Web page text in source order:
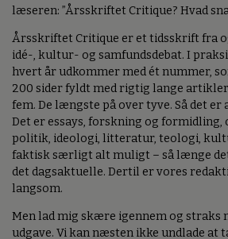
læseren: ”Årsskriftet Critique? Hvad
Årsskriftet Critique er et tidsskrift fra
idé-, kultur- og samfundsdebat. I
hvert år udkommer med ét nummer,
200 sider fyldt med rigtig lange
fem. De længste på over tyve. Så det er
Det er essays, forskning og
politik, ideologi, litteratur, teologi,
faktisk særligt alt muligt – så længe
det dagsaktuelle. Dertil er vores
langsom.
Men lad mig skære igennem og straks
udgave. Vi kan næsten ikke undlade at